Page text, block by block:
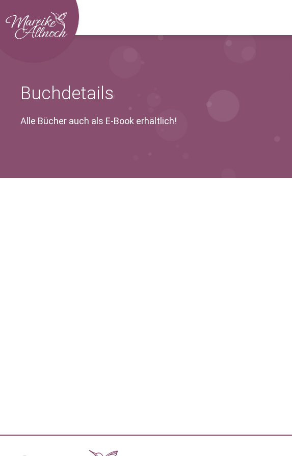
Buchdetails
Alle Bücher auch als E-Book erhältlich!